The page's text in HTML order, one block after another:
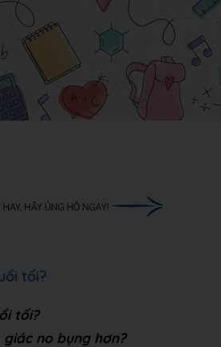
tối?
tối?
no bụng hơn?